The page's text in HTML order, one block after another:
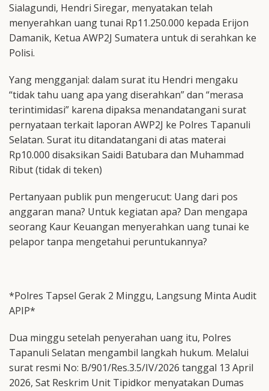
Sialagundi, Hendri Siregar, menyatakan telah
menyerahkan uang tunai Rp11.250.000 kepada Erijon
Damanik, Ketua AWP2J Sumatera untuk di serahkan ke
Polisi.
Yang mengganjal: dalam surat itu Hendri mengaku
“tidak tahu uang apa yang diserahkan” dan “merasa
terintimidasi” karena dipaksa menandatangani surat
pernyataan terkait laporan AWP2J ke Polres Tapanuli
Selatan. Surat itu ditandatangani di atas materai
Rp10.000 disaksikan Saidi Batubara dan Muhammad
Ribut (tidak di teken)
Pertanyaan publik pun mengerucut: Uang dari pos
anggaran mana? Untuk kegiatan apa? Dan mengapa
seorang Kaur Keuangan menyerahkan uang tunai ke
pelapor tanpa mengetahui peruntukannya?
*Polres Tapsel Gerak 2 Minggu, Langsung Minta Audit
APIP*
Dua minggu setelah penyerahan uang itu, Polres
Tapanuli Selatan mengambil langkah hukum. Melalui
surat resmi No: B/901/Res.3.5/IV/2026 tanggal 13 April
2026, Sat Reskrim Unit Tipidkor menyatakan Dumas